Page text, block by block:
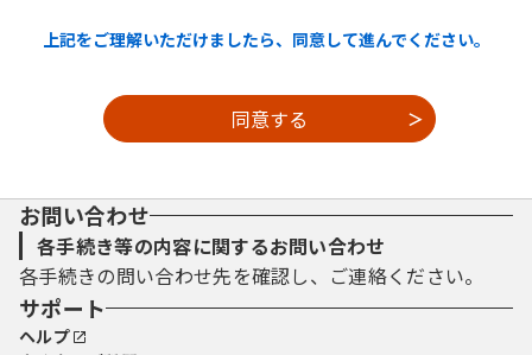
本システムを利用して申請・届出等手続を
ことが必要です。このことを前提に、構成団
体は本システムのサービスを提供します。本
よりこの規約に同意することができない場合
は、本システムをご利用いただくことができ
ません。なお、閲覧のみについても、この規
約に同意されたものとみなします。
上記をご理解いただけましたら、同意して進んでください。
お問い合わせ
各手続き等の内容に関するお問い合わせ
各手続きの問い合わせ先を確認し、ご連絡ください。
サポート
ヘルプ